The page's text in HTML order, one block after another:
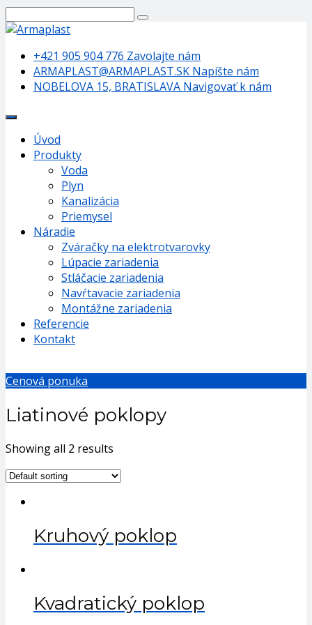
+421 905 904 776 Zavolajte nám
ARMAPLAST@ARMAPLAST.SK Napíšte nám
NOBELOVA 15, BRATISLAVA Navigovať k nám
Úvod
Produkty
Voda
Plyn
Kanalizácia
Priemysel
Náradie
Zváračky na elektrotvarovky
Lúpacie zariadenia
Stláčacie zariadenia
Navŕtavacie zariadenia
Montážne zariadenia
Referencie
Kontakt
Cenová ponuka
Liatinové poklopy
Showing all 2 results
Kruhový poklop
Kvadratický poklop